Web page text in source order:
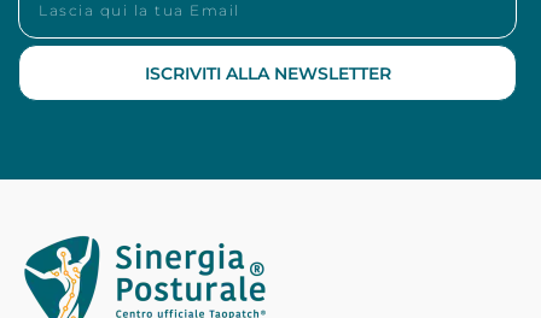
ISCRIVITI ALLA NEWSLETTER